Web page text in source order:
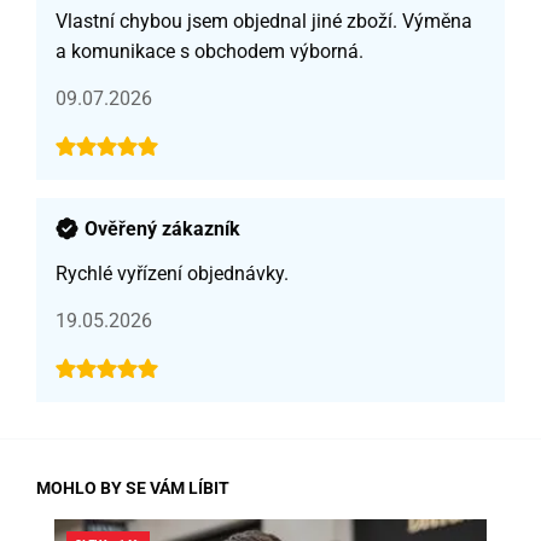
Vlastní chybou jsem objednal jiné zboží. Výměna
a komunikace s obchodem výborná.
09.07.2026
Ověřený zákazník
Rychlé vyřízení objednávky.
19.05.2026
MOHLO BY SE VÁM LÍBIT